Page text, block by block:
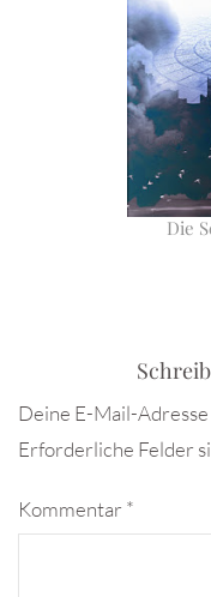
Die
Deine E-Mail-
Erforderliche Felder
Kommentar *